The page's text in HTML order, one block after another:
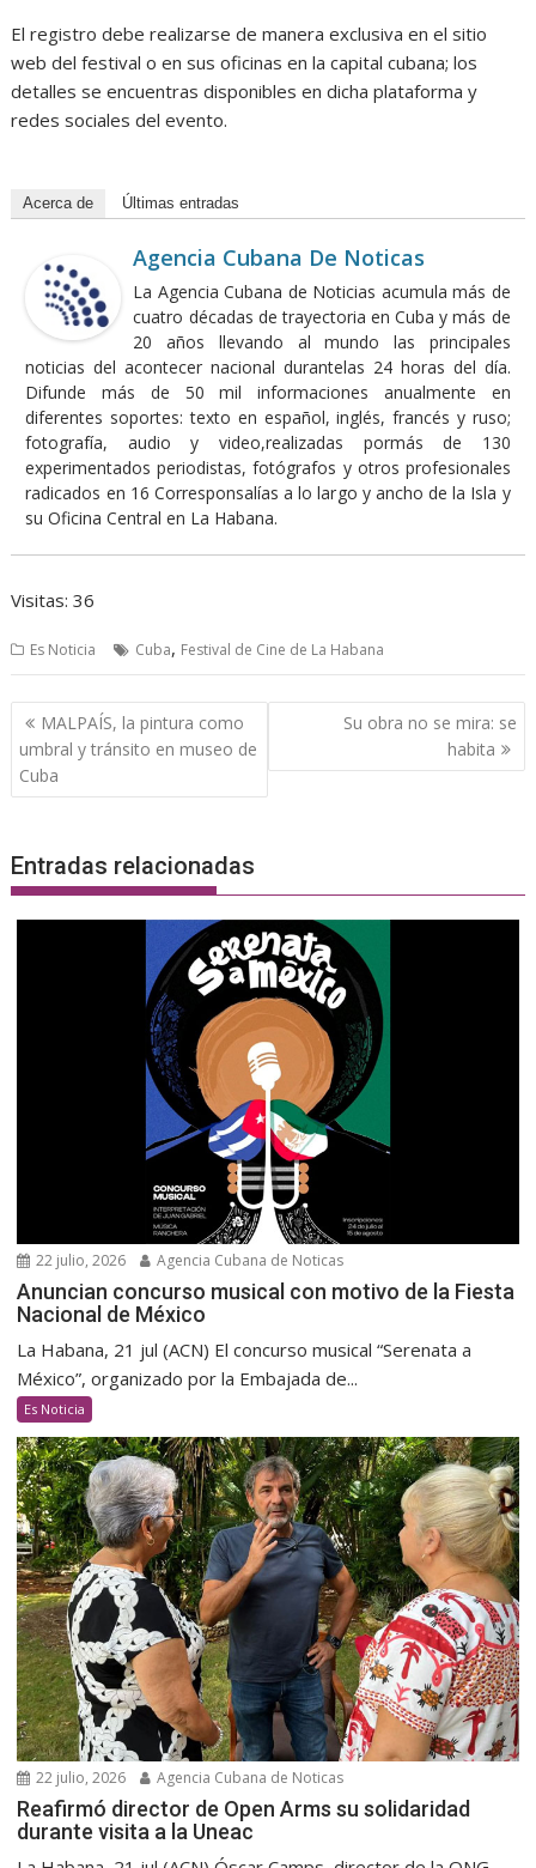
El registro debe realizarse de manera exclusiva en el sitio
web del festival o en sus oficinas en la capital cubana; los
detalles se encuentras disponibles en dicha plataforma y
redes sociales del evento.
Acerca de Últimas entradas
Agencia Cubana De Noticas
La Agencia Cubana de Noticias acumula más de
cuatro décadas de trayectoria en Cuba y más de
20 años llevando al mundo las principales
noticias del acontecer nacional durantelas 24 horas del día.
Difunde más de 50 mil informaciones anualmente en
diferentes soportes: texto en español, inglés, francés y ruso;
fotografía, audio y video,realizadas pormás de 130
experimentados periodistas, fotógrafos y otros profesionales
radicados en 16 Corresponsalías a lo largo y ancho de la Isla y
su Oficina Central en La Habana.
Visitas: 36
Es Noticia Cuba, Festival de Cine de La Habana
Navegación
de
entradas
MALPAÍS, la pintura como
umbral y tránsito en museo de
Cuba
Su obra no se mira: se
habita
Entradas relacionadas
22 julio, 2026 Agencia Cubana de Noticas
Anuncian concurso musical con motivo de la Fiesta
Nacional de México
La Habana, 21 jul (ACN) El concurso musical “Serenata a
México”, organizado por la Embajada de...
Es Noticia
22 julio, 2026 Agencia Cubana de Noticas
Reafirmó director de Open Arms su solidaridad
durante visita a la Uneac